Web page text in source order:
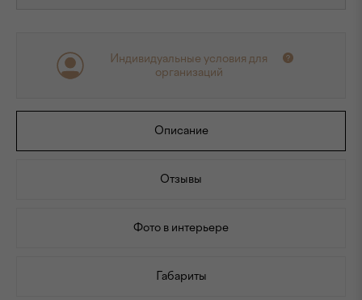
Индивидуальные условия для
организаций
Описание
Отзывы
Фото в интерьере
Габариты